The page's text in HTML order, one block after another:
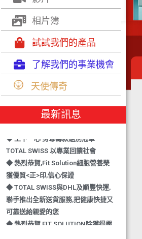
相片簿
試試我們的產品
了解我們的事業機會
天使傳奇
最新訊息
◆ TOTAL SWISS 勇奪 亞洲知識管理
學院 3項殊榮
◆ 熱烈恭賀-TOTAL SWISS 1日連奪2
獎,中銀香港環保優秀企業證書及星級
健康飲品品牌大獎
TOTAL SWISS 以專業回饋社會
◆ 熱烈恭賀,Fit Solution細胞營養榮
獲優質<正>印,信心保證
◆ TOTAL SWISS與DHL及順豐快運,
聯手推出全新送貨服務,把健康快捷又
可靠送給親愛的您
◆ 熱烈恭賀,FIT SOLUTION除獲得嚴
格的國際認證外,更通過香港衛生署認